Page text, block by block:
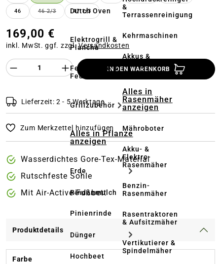
Dutch Oven
Elektrogrill &
Plancha
Feuerstelle &
Feuerschale
Grillzubehör
Alles in Pflanze
anzeigen
Erde
Rindenmulch
Pinienrinde
Dünger
Hochbeet
&
Terrassenreinigung
Kehrmaschinen
Akkus &
Alles in
Rasenmäher
anzeigen
Mähroboter
Akku- &
Elektro-
Rasenmäher
Benzin-
Rasenmäher
Rasentraktoren
& Aufsitzmäher
Vertikutierer &
Spindelmäher
46 46 2/3(DIESE OPTION IST ZURZEIT NICHT VERFÜGBAR.)
47 1/3
169,00 €
inkl. MwSt. ggf. zzgl.Versandkosten
Produkt Anzahl des Produktes
IN DEN WARENKORB
Lieferzeit: 2 - 5 Werktage
Zum Merkzettel hinzufügen
Wasserdichtes Gore-Tex-Material
Rutschfeste Sohle
Mit Air-Active-Fußbett
Produktdetails
Farbe